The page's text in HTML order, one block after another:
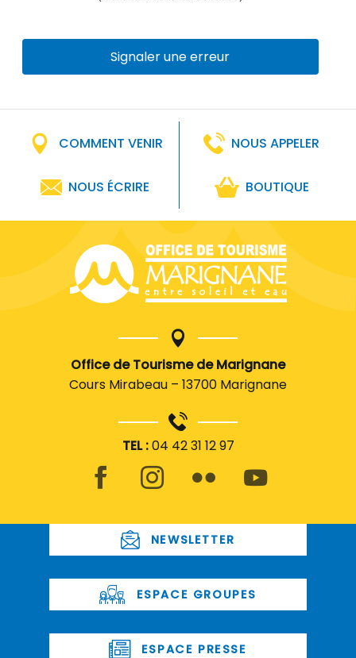
Signaler une erreur
COMMENT VENIR NOUS APPELER
NOUS ÉCRIRE BOUTIQUE
Office de Tourisme de Marignane
Cours Mirabeau – 13700 Marignane
TEL :04 42 31 12 97
NEWSLETTER
ESPACE GROUPES
ESPACE PRESSE